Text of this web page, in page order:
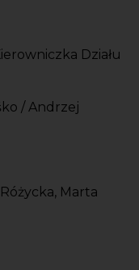
Działu
/ Andrzej
Marta